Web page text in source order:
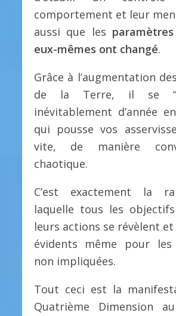
comportement et leur
aussi que les
eux-mêmes ont changé.
Grâce à l’augmentation
de la Terre, il se
inévitablement d’année
qui pousse vos
vite, de manière
chaotique.
C’est exactement la
laquelle tous les
leurs actions se révèlent
évidents même pour les
non impliquées.
Tout ceci est la
Quatrième Dimension